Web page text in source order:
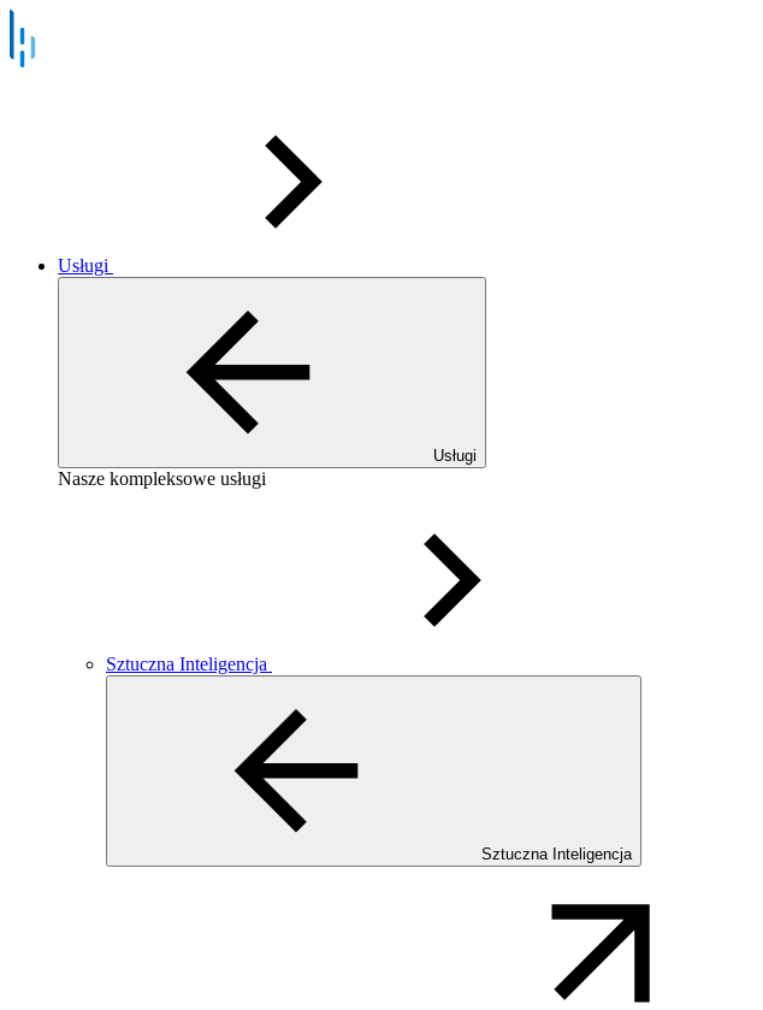
Usługi
Usługi
Nasze kompleksowe usługi
Sztuczna Inteligencja
Sztuczna Inteligencja